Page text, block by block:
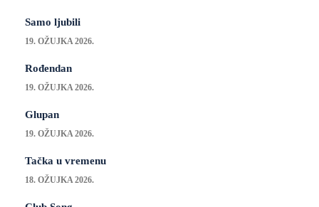
Samo ljubili
19. OŽUJKA 2026.
Rođendan
19. OŽUJKA 2026.
Glupan
19. OŽUJKA 2026.
Tačka u vremenu
18. OŽUJKA 2026.